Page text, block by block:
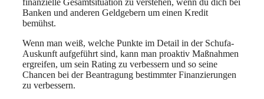
Banken und anderen Geldgebern um einen Kredit
bemühst.
Wenn man weiß, welche Punkte im Detail in der Schufa-
Auskunft aufgeführt sind, kann man proaktiv Maßnahmen
ergreifen, um sein Rating zu verbessern und so seine
Chancen bei der Beantragung bestimmter Finanzierungen
zu verbessern.